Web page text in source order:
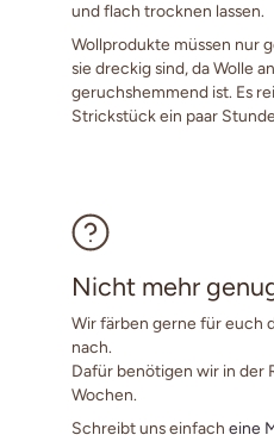
und flach trocknen lassen.
Wollprodukte müssen nur
sie dreckig sind, da Wolle
geruchshemmend ist. Es
Strickstück ein paar
Nicht mehr
Wir färben gerne für euch
nach.
Dafür benötigen wir in der
Wochen.
Schreibt uns einfach eine